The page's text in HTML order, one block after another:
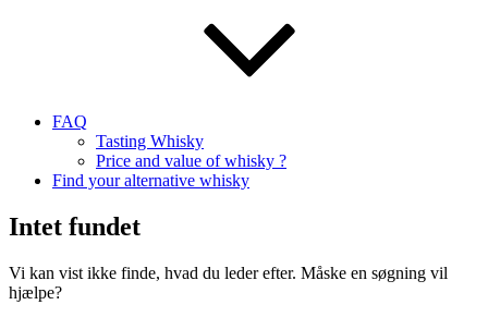
FAQ
Tasting Whisky
Price and value of whisky ?
Find your alternative whisky
Intet fundet
Vi kan vist ikke finde, hvad du leder efter. Måske en søgning vil
hjælpe?